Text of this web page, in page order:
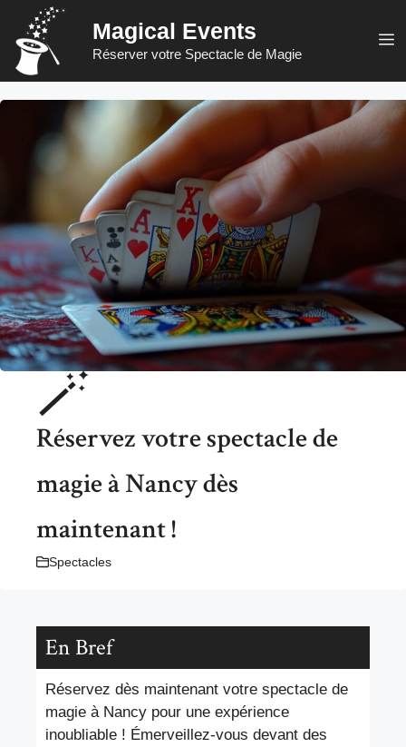
contenu
Magical Events
Réserver votre Spectacle de Magie
🪄
Réservez votre spectacle de
magie à Nancy dès
maintenant !
Spectacles
En Bref
Réservez dès maintenant votre spectacle de
magie à Nancy pour une expérience
inoubliable ! Émerveillez-vous devant des